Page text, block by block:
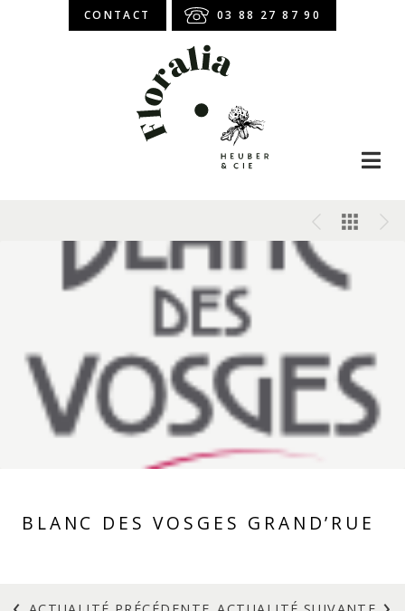
Abonnement
Atelier Floral
Bouquet de fleurs
Roses stabilisées
Composition piquée
CONTACT 03 88 27 87 90
BLANC DES VOSGES GRAND’RUE